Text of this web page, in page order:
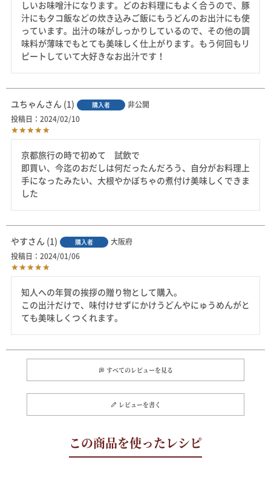
しいお味噌汁になります。どのお料理にもよく合うので、豚
汁にもタコ飯などの炊き込みご飯にもうどんのお出汁にも使
っています。出汁の味がしっかりしているので、その他の調
味料が薄味でもとても美味しく仕上がります。もう何回もリ
ピートしていて大好きなお出汁です！
ユちゃん 1 購入者
非公開
投稿日
2024/02/10
京都旅行の時で初めて　試飲で
即買い、今迄のおだしは何だったんだろう、自分がお料理上
手になったみたい、大根やかぼちゃの煮付け美味しくできま
した
やす 1 購入者
大阪府
投稿日
2024/01/06
知人への年賀の挨拶の贈り物として購入。
この出汁だけで、味付けせずにかけうどんやにゅうめんがと
ても美味しくつくれます。
すべてのレビューを見る
レビューを書く